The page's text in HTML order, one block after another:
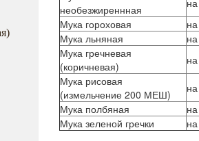
необезжиреннная
Мука гороховая
Мука льняная
Мука гречневая
(коричневая)
Мука рисовая
(измельчение 200 МЕШ)
Мука полбяная
Мука зеленой гречки